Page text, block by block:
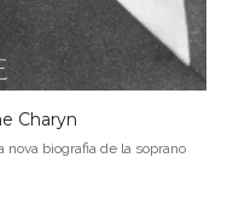
Charyn
biografia de la soprano